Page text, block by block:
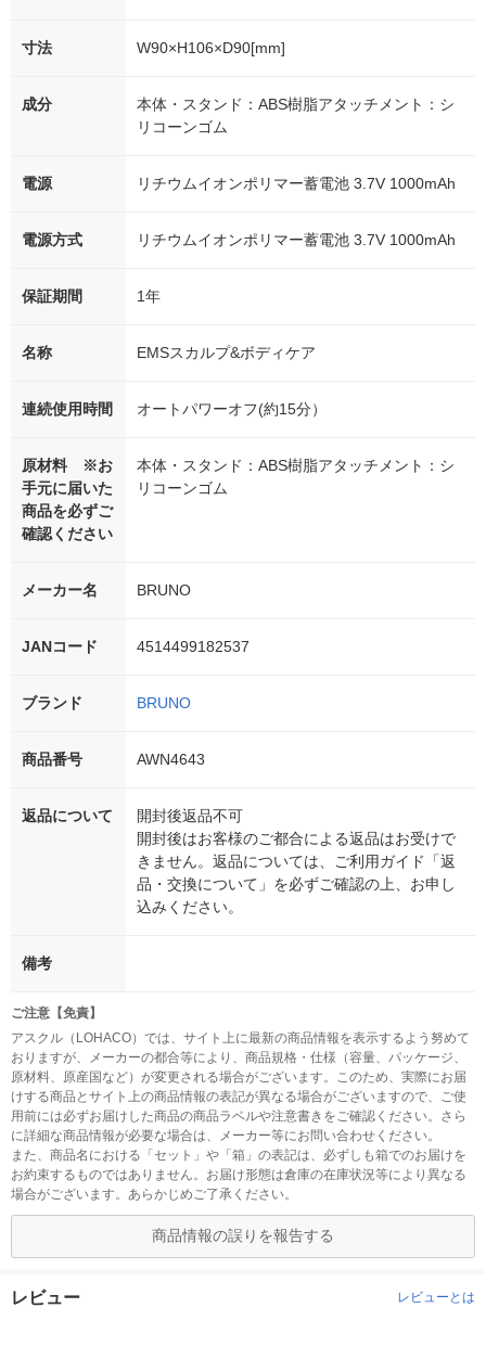
寸法 W90×H106×D90[mm]
成分
本体・スタンド：ABS樹脂アタッチメント：シ
リコーンゴム
電源 リチウムイオンポリマー蓄電池 3.7V 1000mAh
電源方式 リチウムイオンポリマー蓄電池 3.7V 1000mAh
保証期間 1年
名称 EMSスカルプ&ボディケア
連続使用時間 オートパワーオフ(約15分）
原材料 ※お
手元に届いた
商品を必ずご
確認ください
本体・スタンド：ABS樹脂アタッチメント：シ
リコーンゴム
メーカー名 BRUNO
JANコード 4514499182537
ブランド BRUNO
商品番号 AWN4643
返品について
開封後返品不可
開封後はお客様のご都合による返品はお受けで
きません。返品については、ご利用ガイド「返
品・交換について」を必ずご確認の上、お申し
込みください。
備考
ご注意【免責】
アスクル（LOHACO）では、サイト上に最新の商品情報を表示するよう努めて
おりますが、メーカーの都合等により、商品規格・仕様（容量、パッケージ、
原材料、原産国など）が変更される場合がございます。このため、実際にお届
けする商品とサイト上の商品情報の表記が異なる場合がございますので、ご使
用前には必ずお届けした商品の商品ラベルや注意書きをご確認ください。さら
に詳細な商品情報が必要な場合は、メーカー等にお問い合わせください。
また、商品名における「セット」や「箱」の表記は、必ずしも箱でのお届けを
お約束するものではありません。お届け形態は倉庫の在庫状況等により異なる
場合がございます。あらかじめご了承ください。
商品情報の誤りを報告する
レビュー レビューとは